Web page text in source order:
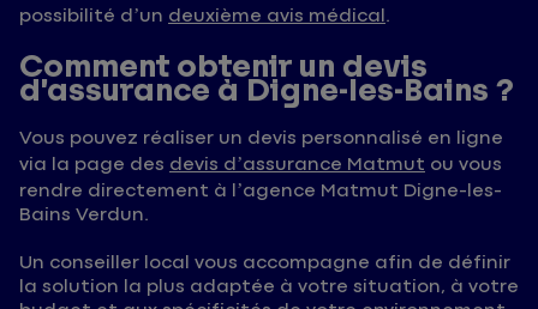
possibilité d’un deuxième avis médical.
Comment obtenir un devis
d’assurance à Digne-les-Bains ?
Vous pouvez réaliser un devis personnalisé en ligne
via la page des devis d’assurance Matmut ou vous
rendre directement à l’agence Matmut Digne-les-
Bains Verdun.
Un conseiller local vous accompagne afin de définir
la solution la plus adaptée à votre situation, à votre